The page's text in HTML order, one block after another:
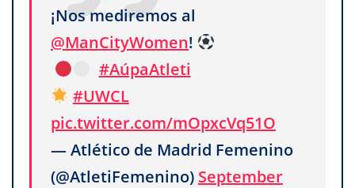
¡Nos mediremos al
@ManCityWomen!
#AúpaAtleti
#UWCL
pic.twitter.com/mOpxcVq51O
— Atlético de Madrid Femenino
(@AtletiFemenino) September